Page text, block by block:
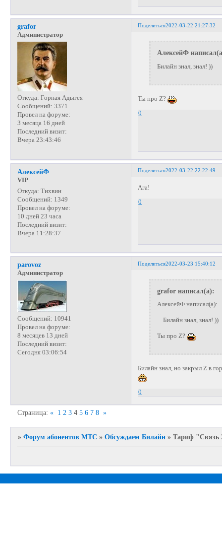
Поделиться2022-03-22 21:27:32
grafor
Администратор
Откуда: Горная Адыгея
Сообщений: 3371
Провел на форуме:
3 месяца 16 дней
Последний визит:
Вчера 23:43:46
АлексейФ
Билайн знал, знал! ))
Ты про Z?
0
Поделиться2022-03-22 22:22:49
АлексейФ
VIP
Откуда: Тихвин
Сообщений: 1349
Провел на форуме:
10 дней 23 часа
Последний визит:
Вчера 11:28:37
Ага!
0
Поделиться2022-03-23 15:40:12
parovoz
Администратор
Сообщений: 10941
Провел на форуме:
8 месяцев 13 дней
Последний визит:
Сегодня 03:06:54
grafor написал(а):
АлексейФ написал(а):
Билайн знал, знал! ))
Ты про Z?
Билайн знал, но закрыл Z в
0
Страница:« 1 2 3 4 5 6 7 8 »
»Форум абонентов МТС »Обсуждаем Билайн »Тариф "Связь